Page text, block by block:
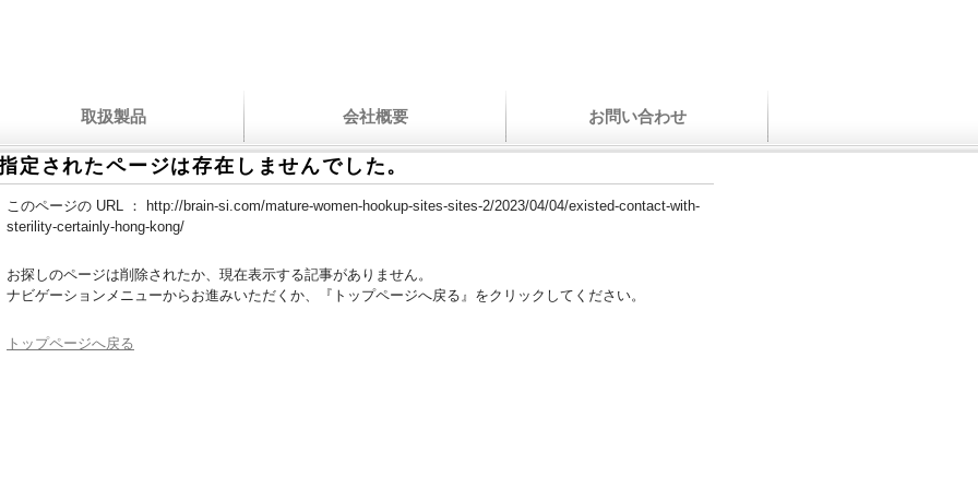
取扱製品 会社概要 お問い合わせ
定されたページは存在しませんでした。
このページの URL ：
http://brain-si.com/mature-women-hookup-sites-sites-2/2023/04/04/existed-contact-with-
sterility-certainly-hong-kong/
お探しのページは削除されたか、現在表示する記事がありません。
ナビゲーションメニューからお進みいただくか、『トップページへ戻る』をクリックしてください。
トップページへ戻る